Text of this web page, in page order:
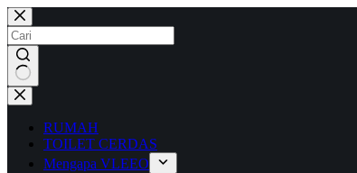
RUMAH
TOILET CERDAS
Mengapa VLEEO